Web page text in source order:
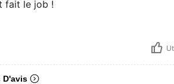
fait le job !
D'avis